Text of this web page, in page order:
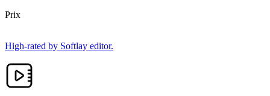
Prix
High-rated by Softlay editor.